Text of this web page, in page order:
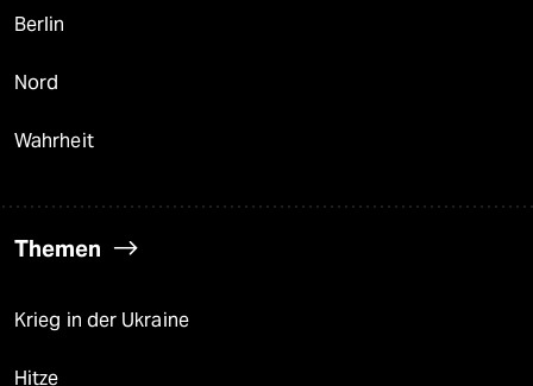
Berlin
Nord
Wahrheit
Themen
Krieg in der Ukraine
Hitze